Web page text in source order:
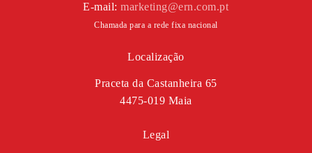
E-mail:marketing@ern.com.pt
Chamada para a rede fixa nacional
Localização
Praceta da Castanheira 65
4475-019 Maia
Legal